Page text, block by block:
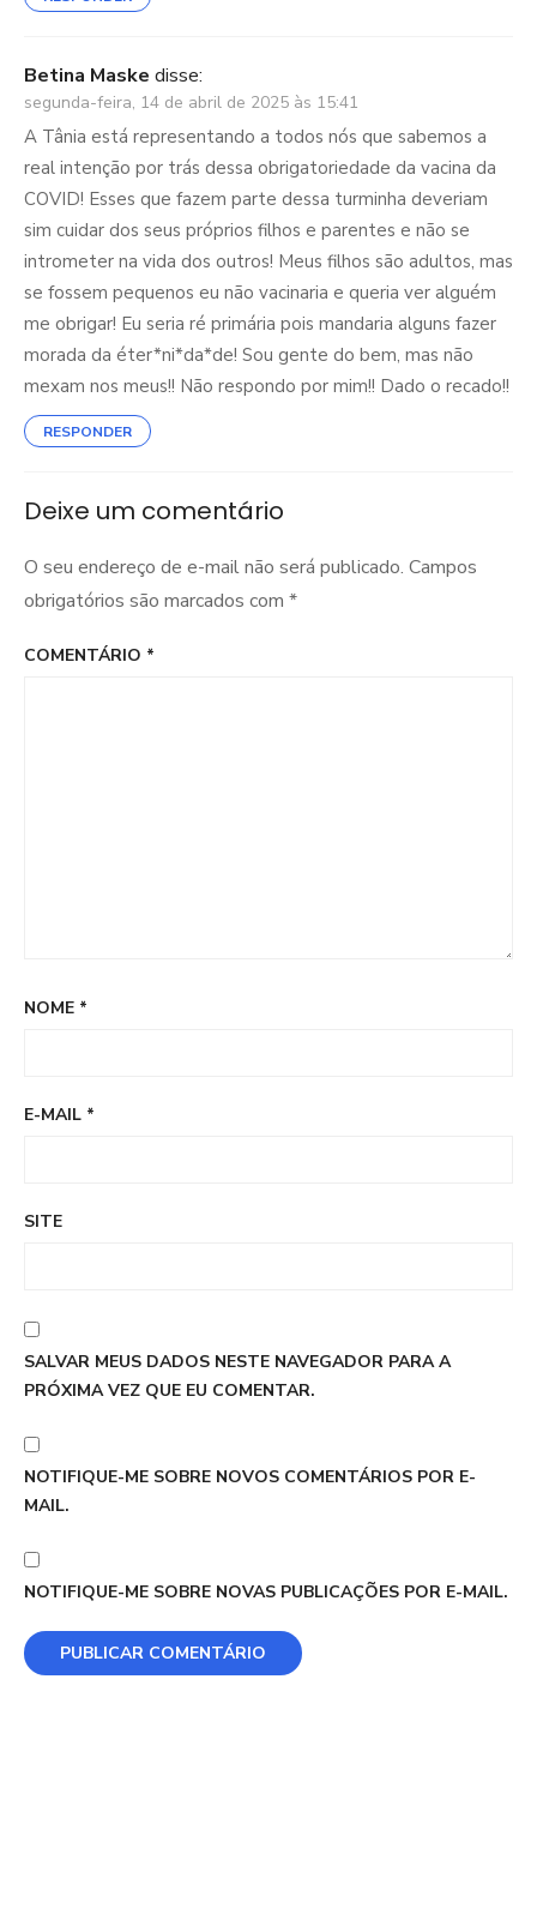
Betina Maske disse:
segunda-feira, 14 de abril de 2025 às 15:41
A Tânia está representando a todos nós que sabemos a
real intenção por trás dessa obrigatoriedade da vacina da
COVID! Esses que fazem parte dessa turminha deveriam
sim cuidar dos seus próprios filhos e parentes e não se
intrometer na vida dos outros! Meus filhos são adultos, mas
se fossem pequenos eu não vacinaria e queria ver alguém
me obrigar! Eu seria ré primária pois mandaria alguns fazer
morada da éter*ni*da*de! Sou gente do bem, mas não
mexam nos meus!! Não respondo por mim!! Dado o recado!!
RESPONDER
Deixe um comentário
O seu endereço de e-mail não será publicado. Campos
obrigatórios são marcados com *
COMENTÁRIO *
NOME *
E-MAIL *
SITE
SALVAR MEUS DADOS NESTE NAVEGADOR PARA A
PRÓXIMA VEZ QUE EU COMENTAR.
NOTIFIQUE-ME SOBRE NOVOS COMENTÁRIOS POR E-
MAIL.
NOTIFIQUE-ME SOBRE NOVAS PUBLICAÇÕES POR E-MAIL.